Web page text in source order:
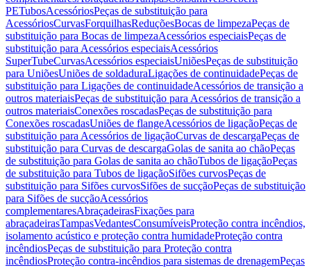
PETubosAcessóriosPeças de substituição para
AcessóriosCurvasForquilhasReduçõesBocas de limpezaPeças de
substituição para Bocas de limpezaAcessórios especiaisPeças de
substituição para Acessórios especiaisAcessórios
SuperTubeCurvasAcessórios especiaisUniõesPeças de substituição
para UniõesUniões de soldaduraLigações de continuidadePeças de
substituição para Ligações de continuidadeAcessórios de transição a
outros materiaisPeças de substituição para Acessórios de transição a
outros materiaisConexões roscadasPeças de substituição para
Conexões roscadasUniões de flangeAcessórios de ligaçãoPeças de
substituição para Acessórios de ligaçãoCurvas de descargaPeças de
substituição para Curvas de descargaGolas de sanita ao chãoPeças
de substituição para Golas de sanita ao chãoTubos de ligaçãoPeças
de substituição para Tubos de ligaçãoSifões curvosPeças de
substituição para Sifões curvosSifões de sucçãoPeças de substituição
para Sifões de sucçãoAcessórios
complementaresAbraçadeirasFixações para
abraçadeirasTampasVedantesConsumíveisProteção contra incêndios,
isolamento acústico e proteção contra humidadeProteção contra
incêndiosPeças de substituição para Proteção contra
incêndiosProteção contra-incêndios para sistemas de drenagemPeças